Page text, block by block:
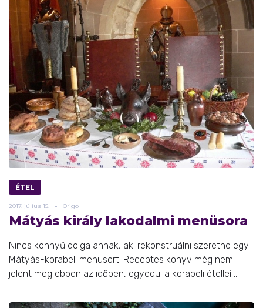
ÉTEL
2017. július 15. Origo
Mátyás király lakodalmi menüsora
Nincs könnyű dolga annak, aki rekonstruálni szeretne egy
Mátyás-korabeli menüsort. Receptes könyv még nem
jelent meg ebben az időben, egyedül a korabeli ételleí ...